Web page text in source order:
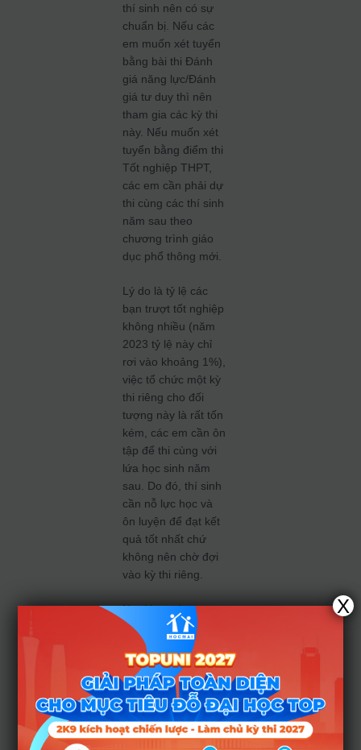
thí sinh nên có sự
chuẩn bị. Nếu các
em muốn xét tuyển
bằng bài thi Đánh
giá năng lực/Đánh
giá tư duy thì nên
tham gia các kỳ thi
này. Nếu muốn xét
tuyển bằng điểm thi
Tốt nghiệp THPT,
các em cần phải dự
thi cùng các thí sinh
năm sau theo
chương trình giáo
dục phổ thông mới.
Lý do là tỷ lệ các
bạn trượt tốt nghiệp
không nhiều (năm
2023 tỷ lệ này chỉ
rơi vào khoảng 1%),
việc tổ chức một kỳ
thi riêng cho đối
tượng này là rất tốn
kém, các em cần ôn
tập để thi cùng với
lứa học sinh năm
sau. Do đó, thí sinh
cần nỗ lực học và
ôn luyện để đạt kết
quả tốt nhất chứ
không nên chờ đợi
vào kỳ thi riêng.
Ngoài ra, phương
án cuối cùng sẽ do
lãnh đạo Bộ
GD&ĐT quyết định.
Dự kiến, quy chế thi
sẽ được Bộ ban
hành trong vài ngày
tới. Dự kiến thí sinh
X